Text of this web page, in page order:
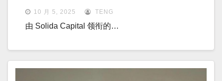
10 月 5, 2025 TENG
由 Solida Capital 领衔的…